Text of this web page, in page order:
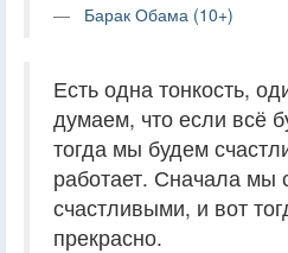
Барак Обама (10+)
Есть одна тонкость,
думаем, что если всё
тогда мы будем
работает. Сначала мы
счастливыми, и вот
прекрасно.